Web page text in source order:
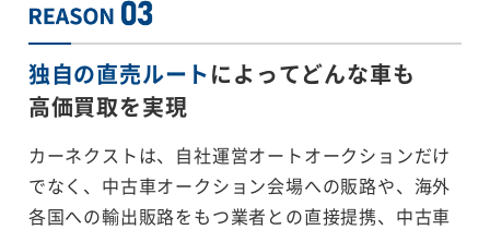
独自の直売ルートによってどんな車も
高価買取を実現
カーネクストは、自社運営オートオークションだけ
でなく、中古車オークション会場への販路や、海外
各国への輸出販路をもつ業者との直接提携、中古車